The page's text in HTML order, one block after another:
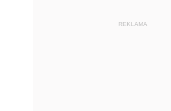
REKLAMA